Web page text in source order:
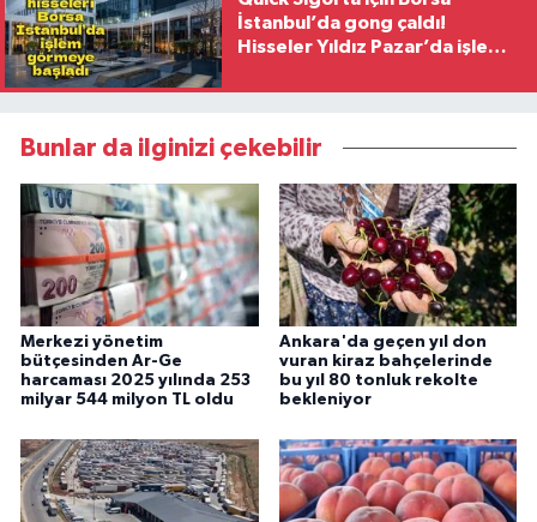
İstanbul’da gong çaldı!
Hisseler Yıldız Pazar’da işlem
Bunlar da ilginizi çekebilir
Merkezi yönetim
bütçesinden Ar-Ge
harcaması 2025 yılında 253
milyar 544 milyon TL oldu
Ankara'da geçen yıl don
vuran kiraz bahçelerinde
bu yıl 80 tonluk rekolte
bekleniyor